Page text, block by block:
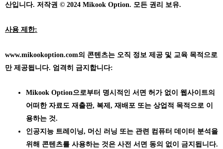
산입니다. 저작권 © 2024 Mikook Option. 모든 권리 보유.
사용 제한:
www.mikookoption.com의 콘텐츠는 오직 정보 제공 및 교육 목적으로
만 제공됩니다. 엄격히 금지합니다:
Mikook Option으로부터 명시적인 서면 허가 없이 웹사이트의
어떠한 자료도 재출판, 복제, 재배포 또는 상업적 목적으로 이
용하는 것.
인공지능 트레이닝, 머신 러닝 또는 관련 컴퓨터 데이터 분석을
위해 콘텐츠를 사용하는 것은 사전 서면 동의 없이 금지됩니다.